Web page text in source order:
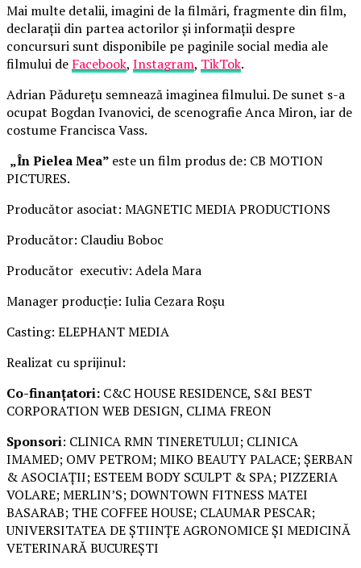
Mai multe detalii, imagini de la filmări, fragmente din film,
declarații din partea actorilor și informații despre
concursuri sunt disponibile pe paginile social media ale
filmului de Facebook, Instagram, TikTok.
Adrian Pădurețu semnează imaginea filmului. De sunet s-a
ocupat Bogdan Ivanovici, de scenografie Anca Miron, iar de
costume Francisca Vass.
„În Pielea Mea” este un film produs de: CB MOTION
PICTURES.
Producător asociat: MAGNETIC MEDIA PRODUCTIONS
Producător: Claudiu Boboc
Producător executiv: Adela Mara
Manager producție: Iulia Cezara Roșu
Casting: ELEPHANT MEDIA
Realizat cu sprijinul:
Co-finanțatori: C&C HOUSE RESIDENCE, S&I BEST
CORPORATION WEB DESIGN, CLIMA FREON
Sponsori: CLINICA RMN TINERETULUI; CLINICA
IMAMED; OMV PETROM; MIKO BEAUTY PALACE; ȘERBAN
& ASOCIAȚII; ESTEEM BODY SCULPT & SPA; PIZZERIA
VOLARE; MERLIN’S; DOWNTOWN FITNESS MATEI
BASARAB; THE COFFEE HOUSE; CLAUMAR PESCAR;
UNIVERSITATEA DE ȘTIINȚE AGRONOMICE ȘI MEDICINĂ
VETERINARĂ BUCUREȘTI